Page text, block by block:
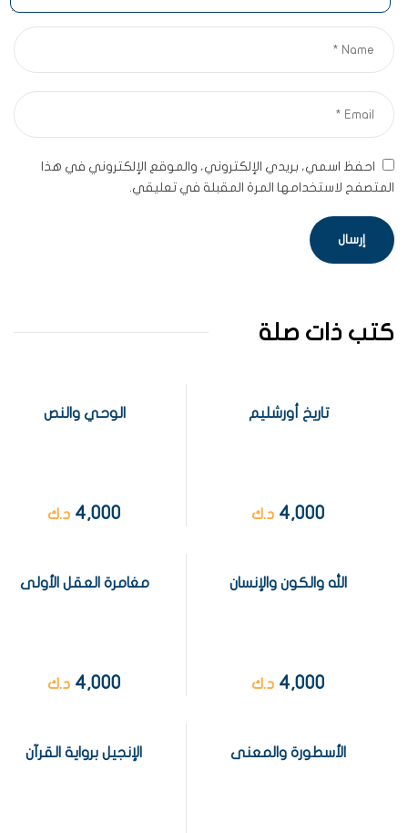
احفظ اسمي، بريدي الإلكتروني، والموقع الإلكتروني في هذا
المتصفح لاستخدامها المرة المقبلة في تعليقي.
كتب ذات صلة
تاريخ أورشليم
4,000 د.ك
الوحي والنص
4,000 د.ك
الله والكون والإنسان
4,000 د.ك
مغامرة العقل الأولى
4,000 د.ك
الأسطورة والمعنى الإنجيل برواية القرآن